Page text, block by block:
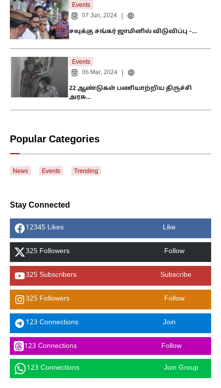
Events
07 Jun, 2024
சவுக்கு சங்கர் ஜாமினில் விடுவிப்பு –…
Events
06 Mar, 2024
22 ஆண்டுகள் பணியாற்றிய திருச்சி
அரசு…
Popular Categories
News Events Trending
Stay Connected
12345 Likes Like
325 Followers Follow
325 Subscribers Subscribe
325 Followers Follow
123 Connections Join
123 Connections Follow
123 Connections Join Group